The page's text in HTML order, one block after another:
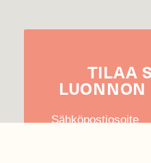
TILAA
LUONNON
Sähköpostiosoite